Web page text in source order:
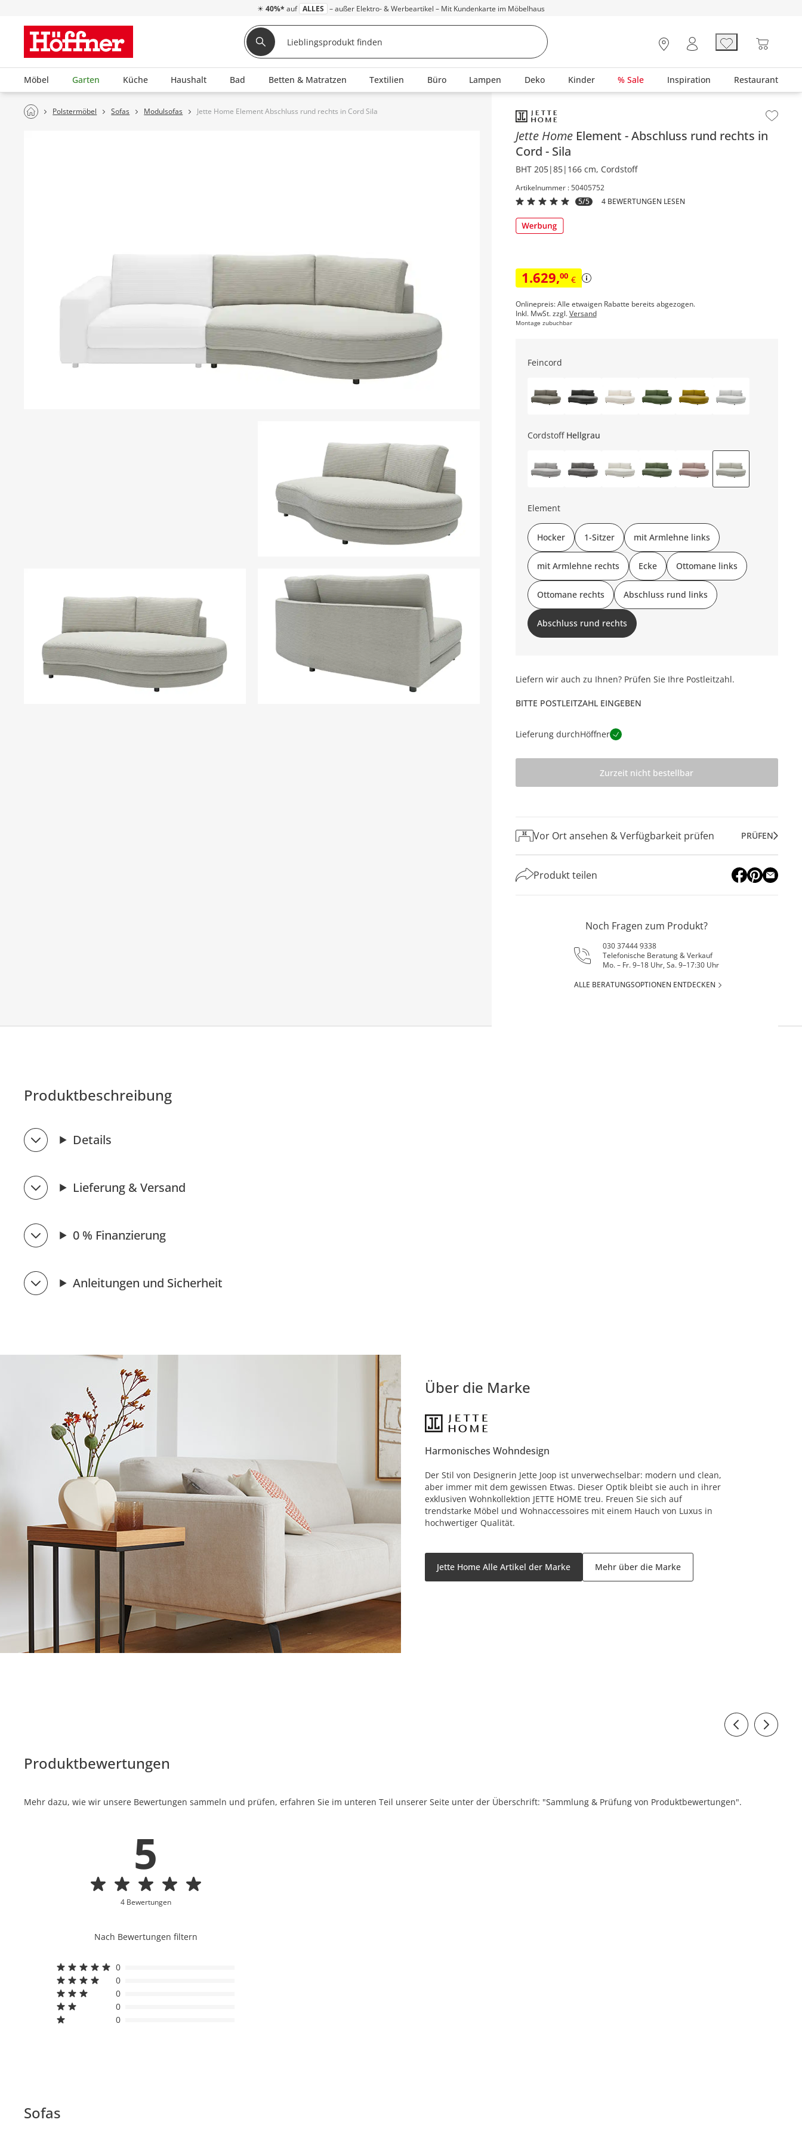
☀ 40%* auf ALLES – außer Elektro- & Werbeartikel – Mit Kundenkarte im Möbelhaus
Möbel Garten Küche Haushalt Bad Betten & Matratzen Textilien Büro Lampen Deko Kinder % Sale Inspiration Restaurant
Polstermöbel Sofas Modulsofas Jette Home Element Abschluss rund rechts in Cord Sila Inhalt der Seitenleiste überspringen - Zum Seitenende
Jette Home Element
Abschluss rund rechts in
Cord
Sila
BHT 205|85|166 cm, Cordstoff
Artikelnummer : 50405752
5/5
4 BEWERTUNGEN LESEN
1.629,00 €
Onlinepreis: Alle etwaigen Rabatte bereits abgezogen.
Inkl. MwSt. zzgl.Versand
Montage zubuchbar
Feincord
Cordstoff Hellgrau
Element
Hocker 1-Sitzer mit Armlehne links
mit Armlehne rechts Ecke Ottomane links
Ottomane rechts Abschluss rund links
Abschluss rund rechts
Liefern wir auch zu Ihnen? Prüfen Sie Ihre Postleitzahl.
BITTE POSTLEITZAHL EINGEBEN
Lieferung durchHöffner
Zurzeit nicht bestellbar
Vor Ort ansehen & Verfügbarkeit prüfen PRÜFEN
Produkt teilen
Noch Fragen zum Produkt?
030 37444 9338
Telefonische Beratung & Verkauf
Mo. – Fr. 9–18 Uhr, Sa. 9–17:30 Uhr
ALLE BERATUNGSOPTIONEN ENTDECKEN
Produktbeschreibung
Details
Lieferung & Versand
0 % Finanzierung
Anleitungen und Sicherheit
Über die Marke
Harmonisches Wohndesign
Der Stil von Designerin Jette Joop ist unverwechselbar: modern und clean,
aber immer mit dem gewissen Etwas. Dieser Optik bleibt sie auch in ihrer
exklusiven Wohnkollektion JETTE HOME treu. Freuen Sie sich auf
trendstarke Möbel und Wohnaccessoires mit einem Hauch von Luxus in
hochwertiger Qualität.
Jette Home Alle Artikel der Marke Mehr über die Marke
Produktbewertungen
Mehr dazu, wie wir unsere Bewertungen sammeln und prüfen, erfahren Sie im unteren Teil unserer Seite unter der Überschrift: "Sammlung & Prüfung von Produktbewertungen".
5
4 Bewertungen
Nach Bewertungen filtern
0
0
0
0
0
Sofas